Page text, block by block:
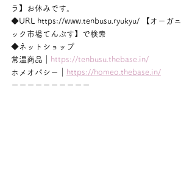
ラ】お休みです。
◆URL https://www.tenbusu.ryukyu/ 【オーガニ
ック市場てんぶす】で検索
◆ネットショップ
常温商品｜
https://tenbusu.thebase.in/
ホメオパシー｜
https://homeo.thebase.in/
ーーーーーーーーーー